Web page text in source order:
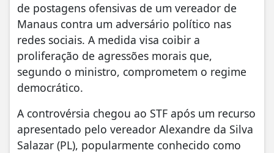
de postagens ofensivas de um vereador de
Manaus contra um adversário político nas
redes sociais. A medida visa coibir a
proliferação de agressões morais que,
segundo o ministro, comprometem o regime
democrático.
A controvérsia chegou ao STF após um recurso
apresentado pelo vereador Alexandre da Silva
Salazar (PL), popularmente conhecido como